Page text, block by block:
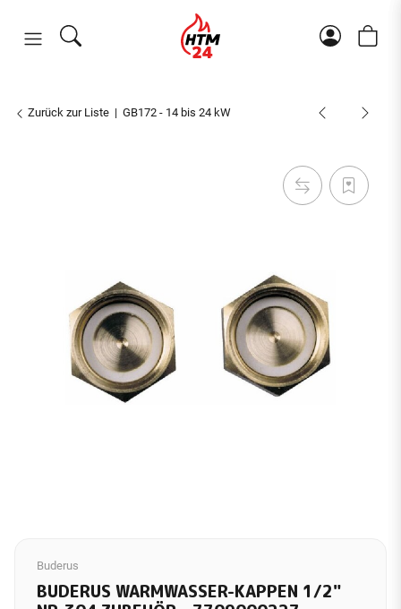
Zurück zur Liste GB172 - 14 bis 24 kW
Buderus
BUDERUS WARMWASSER-KAPPEN 1/2"